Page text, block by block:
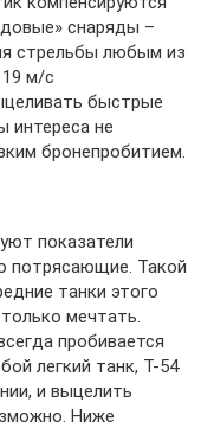
снаряды –
стрельбы любым из
м/с
быстрые
интереса не
бронепробитием.
показатели
потрясающие. Такой
танки этого
мечтать.
пробивается
легкий танк, Т-54
и выцелить
Ниже